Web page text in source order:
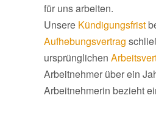
für uns arbeiten.
Unsere Kündigungsfrist
Aufhebungsvertrag
ursprünglichen
Arbeitnehmer über ein
Arbeitnehmerin bezieht